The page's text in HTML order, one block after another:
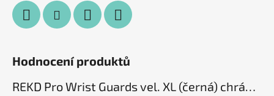
Hodnocení produktů
REKD Pro Wrist Guards vel. XL (černá) chrániče zápěstí